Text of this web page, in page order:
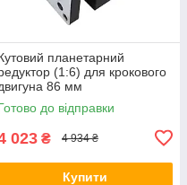
планетарний
(1:6) для крокового
86 мм
до відправки
023 ₴ 4 934 ₴
Купити